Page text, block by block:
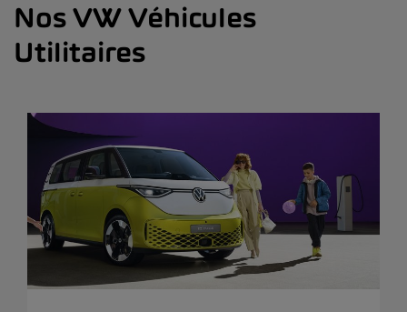
Nos VW Véhicules
Utilitaires